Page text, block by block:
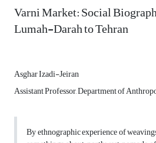
Varni Market: Social
Lumah-Darah to Tehran
Asghar Izadi-Jeiran
Assistant Professor, Department of
By ethnographic experience of